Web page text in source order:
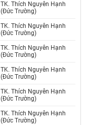
TK. Thích Nguyên Hạnh
(Đức Trường)
TK. Thích Nguyên Hạnh
(Đức Trường)
TK. Thích Nguyên Hạnh
(Đức Trường)
TK. Thích Nguyên Hạnh
(Đức Trường)
TK. Thích Nguyên Hạnh
(Đức Trường)
TK. Thích Nguyên Hạnh
(Đức Trường)